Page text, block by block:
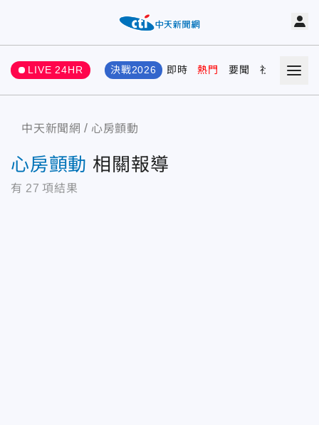
LIVE 24HR 決戰2026 即時 熱門 要聞 社會 娛樂
中天新聞網 心房顫動
心房顫動 相關報導
有 27 項結果